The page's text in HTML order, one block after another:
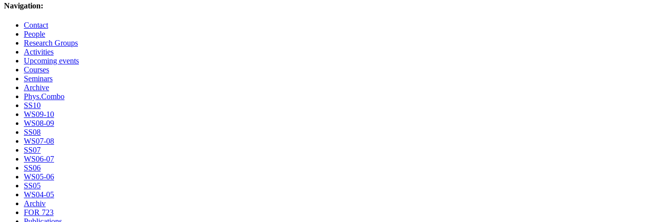
Navigation:
Contact
People
Research Groups
Activities
Upcoming events
Courses
Seminars
Archive
Phys.Combo
SS10
WS09-10
WS08-09
SS08
WS07-08
SS07
WS06-07
SS06
WS05-06
SS05
WS04-05
Archiv
FOR 723